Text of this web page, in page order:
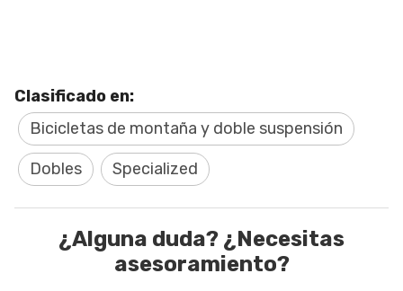
Clasificado en:
Bicicletas de montaña y doble suspensión
Dobles Specialized
¿Alguna duda? ¿Necesitas
asesoramiento?